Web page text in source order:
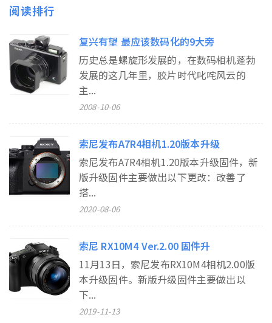
阅读排行
复兴有望 最应该数码化的9大旁
历史总是螺旋形发展的，在数码相机蓬勃
发展的这几年里，胶片时代叱咤风云的
主...
2008-10-06
索尼发布A7R4相机1.20版本升级
索尼发布A7R4相机1.20版本升级固件，新
版升级固件主要做出以下更改：改善了
搭...
2020-08-06
索尼 RX10M4 Ver.2.00 固件升
​11月13日，索尼发布RX10M4相机2.00版
本升级固件。新版升级固件主要做出以
下...
2019-11-13